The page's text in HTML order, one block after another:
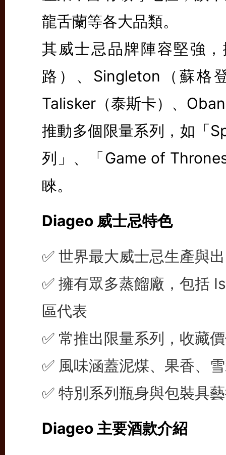
龍舌蘭等各大品類。
其威士忌品牌陣容堅強
路）、Singleton（蘇格
Talisker（泰斯卡）、
推動多個限量系列，如「
列」、「Game of
睞。
Diageo 威士忌特色
✅ 世界最大威士忌生產與
✅ 擁有眾多蒸餾廠，包括
區代表
✅ 常推出限量系列，收藏
✅ 風味涵蓋泥煤、果香、
✅ 特別系列瓶身與包裝具
Diageo 主要酒款介紹